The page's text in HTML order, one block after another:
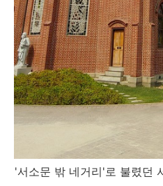
'서소문 밖 네거리'로 불렸던